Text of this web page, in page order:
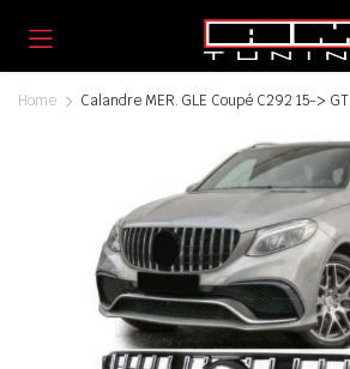
Home Calandre MER. GLE Coupé C292 15-> GT